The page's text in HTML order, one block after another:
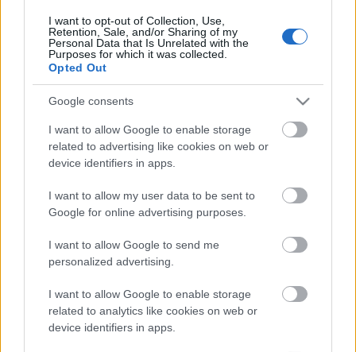
I want to opt-out of Collection, Use,
Retention, Sale, and/or Sharing of my
Personal Data that Is Unrelated with the
Purposes for which it was collected.
Opted Out
Google consents
I want to allow Google to enable storage
related to advertising like cookies on web or
device identifiers in apps.
I want to allow my user data to be sent to
Google for online advertising purposes.
I want to allow Google to send me
personalized advertising.
I want to allow Google to enable storage
related to analytics like cookies on web or
device identifiers in apps.
Χρέη σε Εφορία -
ΕΦΚΑ: Νέα ρύθμιση 72
δόσεων ή
εξωδικαστικός
συμφέρει
Στη... σέντρα βγάζει
τους μεγαλοοφειλέτες
Χρέη στην Εφορία:
ρυθμίσεις